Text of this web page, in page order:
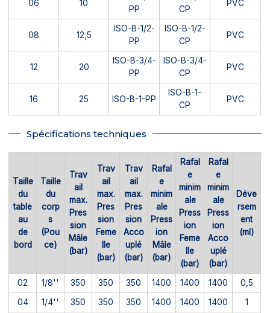
06 10
PP
CP
PVC
08 12,5
ISO-B-1/2-
PP
ISO-B-1/2-
CP
PVC
12 20
ISO-B-3/4-
PP
ISO-B-3/4-
CP
PVC
16 25 ISO-B-1-PP
ISO-B-1-
CP
PVC
Spécifications techniques
Taille
du
table
au
de
bord
Taille
du
corp
s
(Pou
ce)
Trav
ail
max.
Pres
sion
Mâle
(bar)
Trav
ail
max.
Pres
sion
Feme
lle
(bar)
Trav
ail
max.
Pres
sion
Acco
uplé
(bar)
Rafal
e
minim
ale
Press
ion
Mâle
(bar)
Rafal
e
minim
ale
Press
ion
Feme
lle
(bar)
Rafal
e
minim
ale
Press
ion
Acco
uplé
(bar)
Déve
rsem
ent
(ml)
02 1/8'' 350 350 350 1400 1400 1400
0,5
04
1/4'' 350 350 350 1400 1400 1400
1